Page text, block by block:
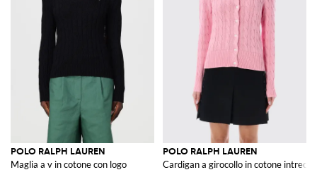
POLO RALPH LAUREN
Maglia a v in cotone con logo
POLO RALPH LAUREN
Cardigan a girocollo in cotone